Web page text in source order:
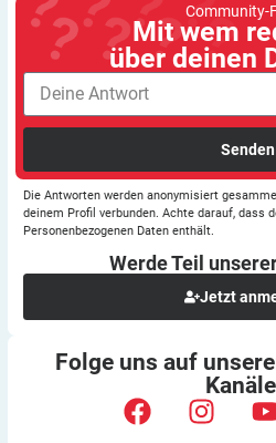
Community-
Mit wem
über deinen
Senden
Die Antworten werden anonymisiert
deinem Profil verbunden. Achte darauf, dass
Personenbezogenen Daten enthält.
Werde Teil
Jetzt
Folge uns auf